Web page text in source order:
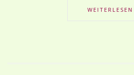
WEITERLESEN